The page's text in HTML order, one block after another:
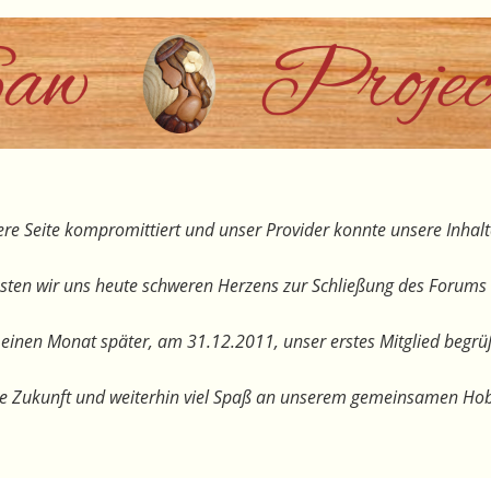
Seite kompromittiert und unser Provider konnte unsere
wir uns heute schweren Herzens zur Schließung des Forums
Monat später, am 31.12.2011, unser erstes Mitglied
und weiterhin viel Spaß an unserem gemeinsamen